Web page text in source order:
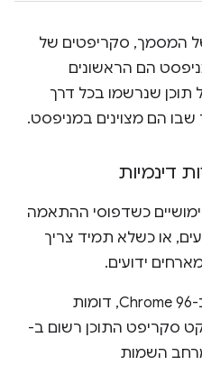
המסמך, סקריפטים של
הם הראשונים
תוכן שנרשמו בכל דרך
הם מצוינים במניפסט.
דינמיות
כשדפוסי ההתאמה
או כשלא תמיד צריך
ידועים.
ההצהרות הדינמיות, שהוצגו ב-Chrome 96, דומות
סקריפט התוכן רשום ב-